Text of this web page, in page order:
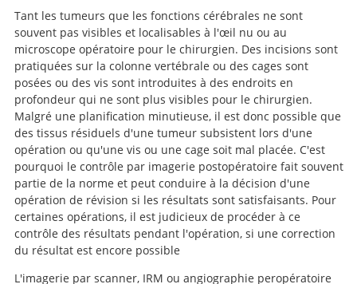
Tant les tumeurs que les fonctions cérébrales ne sont
souvent pas visibles et localisables à l'œil nu ou au
microscope opératoire pour le chirurgien. Des incisions sont
pratiquées sur la colonne vertébrale ou des cages sont
posées ou des vis sont introduites à des endroits en
profondeur qui ne sont plus visibles pour le chirurgien.
Malgré une planification minutieuse, il est donc possible que
des tissus résiduels d'une tumeur subsistent lors d'une
opération ou qu'une vis ou une cage soit mal placée. C'est
pourquoi le contrôle par imagerie postopératoire fait souvent
partie de la norme et peut conduire à la décision d'une
opération de révision si les résultats sont satisfaisants. Pour
certaines opérations, il est judicieux de procéder à ce
contrôle des résultats pendant l'opération, si une correction
du résultat est encore possible
L'imagerie par scanner, IRM ou angiographie peropératoire